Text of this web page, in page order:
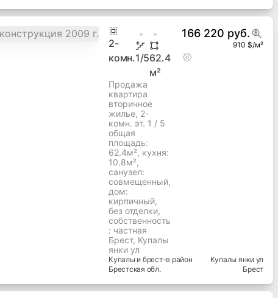
2-
комн.1/562.4
м²
Продажа
квартира
вторичное
жилье, 2-
комн. эт. 1 / 5
общая
площадь:
62.4м², кухня:
10.8м²,
cанузел:
совмещенный,
дом:
кирпичный,
без отделки,
собственность
: частная
Брест, Купалы
янки ул
166 220 руб.
910 $/м²
Купалы и брест-в район
Брестская обл.
Купалы янки ул
Брест